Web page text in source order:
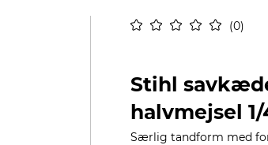
0
Stihl
halvmejsel
Særlig tandform med